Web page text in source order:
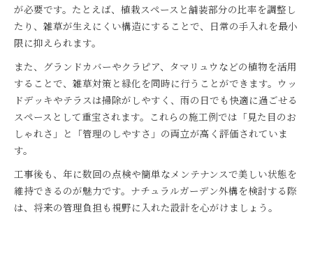
が必要です。たとえば、植栽スペースと舗装部分の比率を調整し
たり、雑草が生えにくい構造にすることで、日常の手入れを最小
限に抑えられます。
また、グランドカバーやクラピア、タマリュウなどの植物を活用
することで、雑草対策と緑化を同時に行うことができます。ウッ
ドデッキやテラスは掃除がしやすく、雨の日でも快適に過ごせる
スペースとして重宝されます。これらの施工例では「見た目のお
しゃれさ」と「管理のしやすさ」の両立が高く評価されていま
す。
工事後も、年に数回の点検や簡単なメンテナンスで美しい状態を
維持できるのが魅力です。ナチュラルガーデン外構を検討する際
は、将来の管理負担も視野に入れた設計を心がけましょう。